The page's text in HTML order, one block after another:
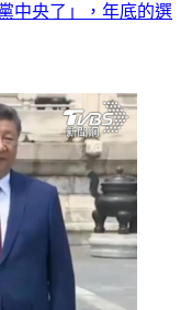
中央了」，年底的選